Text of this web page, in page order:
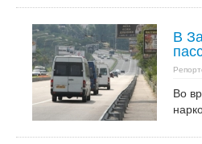
В
Во